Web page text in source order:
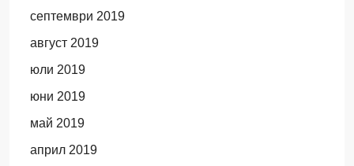
септември 2019
август 2019
юли 2019
юни 2019
май 2019
април 2019